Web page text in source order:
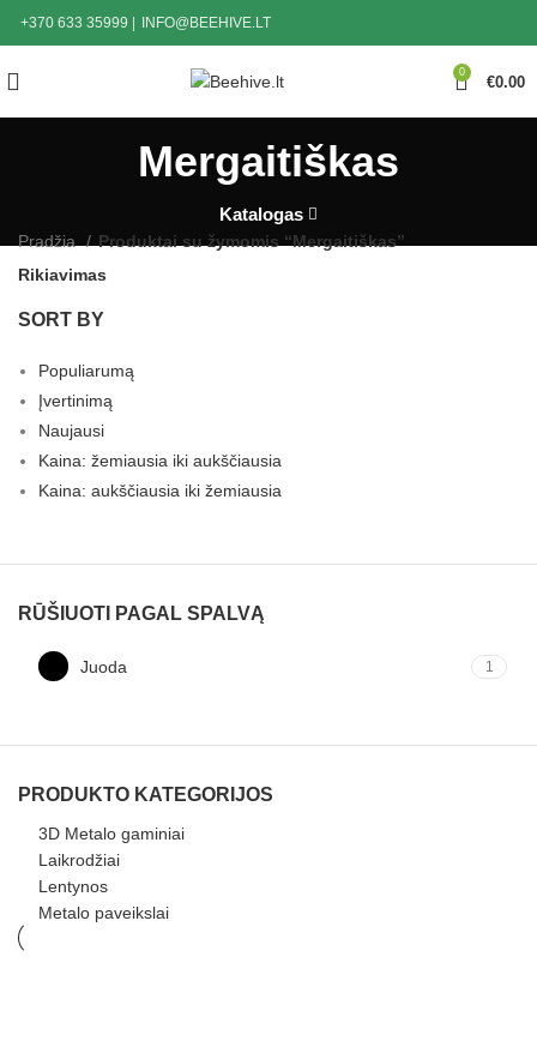
+370 633 35999 INFO@BEEHIVE.LT
0
€0.00
Mergaitiškas
Katalogas
Pradžia
Produktai su žymomis “Mergaitiškas”
Rikiavimas
SORT BY
Populiarumą
Įvertinimą
Naujausi
Kaina: žemiausia iki aukščiausia
Kaina: aukščiausia iki žemiausia
RŪŠIUOTI PAGAL SPALVĄ
Juoda 1
PRODUKTO KATEGORIJOS
3D Metalo gaminiai
Laikrodžiai
Lentynos
Metalo paveikslai